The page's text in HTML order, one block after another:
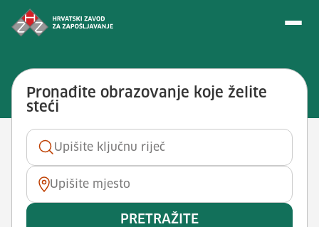
Vještina: <span>Izraditi
Pronađite obrazovanje koje želite
steći
Ključna riječ
Mjesto
PRETRAŽITE